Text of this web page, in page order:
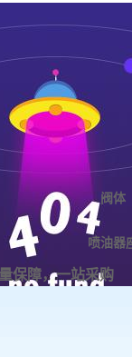
阀体
喷油器
保障，一站采购